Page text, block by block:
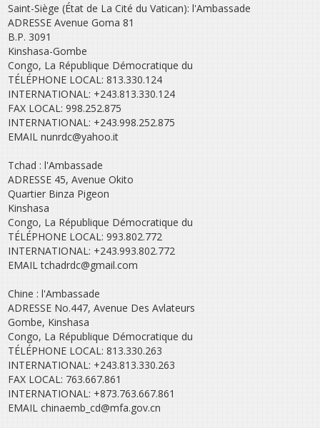
Saint-Siège (État de La Cité du Vatican): l'Ambassade
ADRESSE Avenue Goma 81
B.P. 3091
Kinshasa-Gombe
Congo, La République Démocratique du
TÉLÉPHONE LOCAL: 813.330.124
INTERNATIONAL: +243.813.330.124
FAX LOCAL: 998.252.875
INTERNATIONAL: +243.998.252.875
EMAIL nunrdc@yahoo.it
Tchad : l'Ambassade
ADRESSE 45, Avenue Okito
Quartier Binza Pigeon
Kinshasa
Congo, La République Démocratique du
TÉLÉPHONE LOCAL: 993.802.772
INTERNATIONAL: +243.993.802.772
EMAIL tchadrdc@gmail.com
Chine : l'Ambassade
ADRESSE No.447, Avenue Des Avlateurs
Gombe, Kinshasa
Congo, La République Démocratique du
TÉLÉPHONE LOCAL: 813.330.263
INTERNATIONAL: +243.813.330.263
FAX LOCAL: 763.667.861
INTERNATIONAL: +873.763.667.861
EMAIL chinaemb_cd@mfa.gov.cn